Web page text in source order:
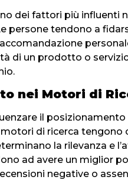
dei fattori più influenti
persone tendono a
di un prodotto o
nei Motori di
il posizionamento
di ricerca tengono
la rilevanza e
ad avere un miglior
negative o